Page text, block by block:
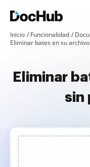
Inicio Funcionalidad
Eliminar bates en su archivo
Eliminar
sin